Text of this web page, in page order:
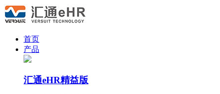
首页
产品
汇通eHR精益版